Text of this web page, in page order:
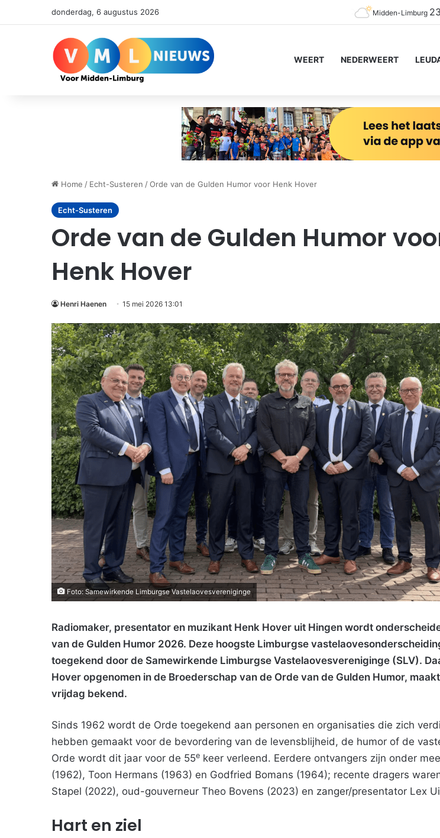
donderdag, 6 augustus 2026 Midden-Limburg 23
WEERT NEDERWEERT
Home / Echt-Susteren /Orde van de Gulden Humor voor Henk Hover
Echt-Susteren
Orde van de Gulden Humor
Henk Hover
Henri Haenen 15 mei 2026 13:01
Foto: Samewirkende Limburgse Vastelaovesvereniginge
Radiomaker, presentator en muzikant Henk Hover uit Hingen wordt
van de Gulden Humor 2026. Deze hoogste Limburgse
toegekend door de Samewirkende Limburgse Vastelaovesvereniginge (SLV).
Hover opgenomen in de Broederschap van de Orde van de Gulden Humor,
vrijdag bekend.
Sinds 1962 wordt de Orde toegekend aan personen en organisaties die zich
hebben gemaakt voor de bevordering van de levensblijheid, de humor of de
Orde wordt dit jaar voor de 55e keer verleend. Eerdere ontvangers zijn onder
(1962), Toon Hermans (1963) en Godfried Bomans (1964); recente dragers
Stapel (2022), oud-gouverneur Theo Bovens (2023) en zanger/presentator Lex
Hart en ziel